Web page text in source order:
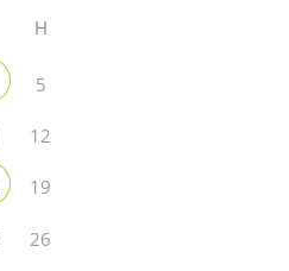
Н
5
12
19
26